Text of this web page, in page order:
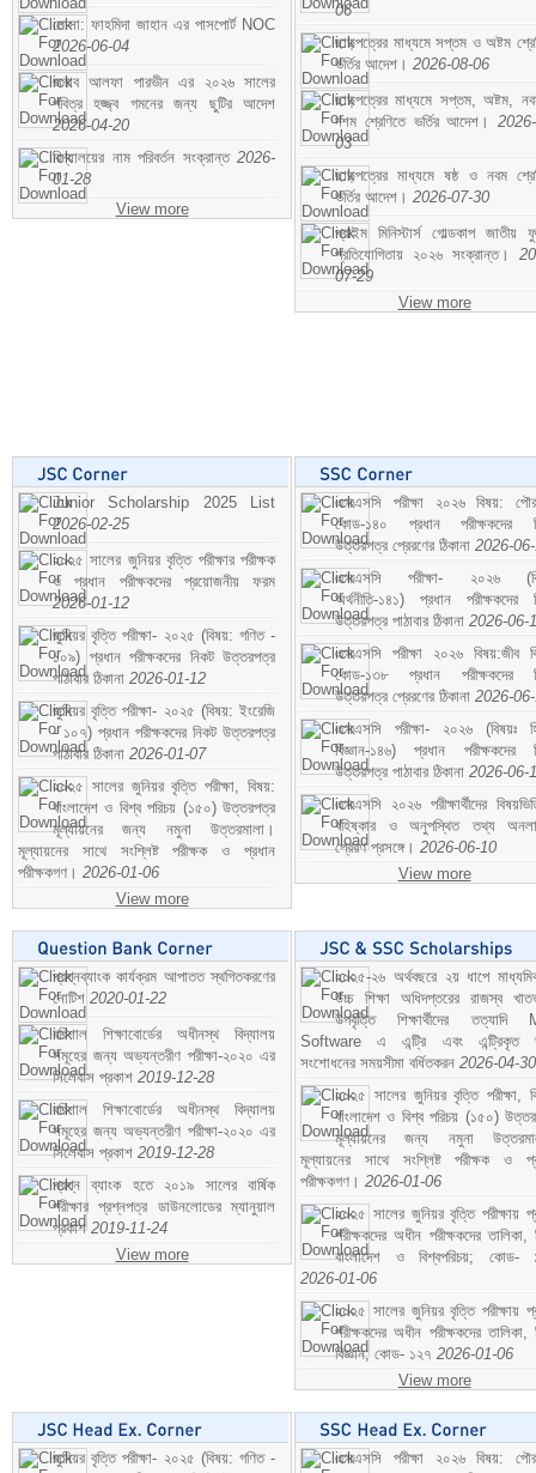
মোসা: ফাহমিদা জাহান এর পাসপোর্ট NOC
2026-06-04
জনাব আলফা পারভীন এর ২০২৬ সালের
পবিত্র হজ্জ্ব গমনের জন্য ছুটির আদেশ
2026-04-20
বিদ্যালয়ের নাম পরিবর্তন সংক্রান্ত 2026-
01-28
View more
06
ছাড়পত্রের মাধ্যমে সপ্তম ও অষ্টম
ভর্তির আদেশ। 2026-08-06
ছাড়পত্রের মাধ্যমে সপ্তম, অষ্টম,
দশম শ্রেণিতে ভর্তির আদেশ।
03
ছাড়পত্রের মাধ্যমে ষষ্ঠ ও নবম
ভর্তির আদেশ। 2026-07-30
প্রাইম মিনিস্টার্স গোল্ডকাপ জাতীয়
প্রতিযোগিতায় ২০২৬ সংক্রান্ত।
07-29
View more
Junior Scholarship 2025 List
2026-02-25
২০২৫ সালের জুনিয়র বৃত্তি পরীক্ষার পরীক্ষক
ও প্রধান পরীক্ষকদের প্রয়োজনীয় ফরম
2026-01-12
জুনিয়র বৃত্তি পরীক্ষা- ২০২৫ (বিষয়: গণিত -
১০৯) প্রধান পরীক্ষকদের নিকট উত্তরপত্র
পাঠাবার ঠিকানা 2026-01-12
জুনিয়র বৃত্তি পরীক্ষা- ২০২৫ (বিষয়: ইংরেজি
- ১০৭) প্রধান পরীক্ষকদের নিকট উত্তরপত্র
পাঠাবার ঠিকানা 2026-01-07
২০২৫ সালের জুনিয়র বৃত্তি পরীক্ষা, বিষয়:
বাংলাদেশ ও বিশ্ব পরিচয় (১৫০) উত্তরপত্র
মূল্যায়নের জন্য নমুনা উত্তরমালা।
মূল্যায়নের সাথে সংশ্লিষ্ট পরীক্ষক ও প্রধান
পরীক্ষকগণ। 2026-01-06
View more
এসএসসি পরীক্ষা ২০২৬ বিষয়:
কোড-১৪০ প্রধান পরীক্ষকদের
উত্তরপত্র প্রেরণের ঠিকানা 2026-
এসএসসি পরীক্ষা- ২০২৬
অর্থনীতি-১৪১) প্রধান পরীক্ষকদের
উত্তরপত্র পাঠাবার ঠিকানা 2026-06-
এসএসসি পরীক্ষা ২০২৬ বিষয়:জীব
কোড-১৩৮ প্রধান পরীক্ষকদের
উত্তরপত্র প্রেরণের ঠিকানা 2026-
এসএসসি পরীক্ষা- ২০২৬ (বিষয়ঃ
বিজ্ঞান-১৪৬) প্রধান পরীক্ষকদের
উত্তরপত্র পাঠাবার ঠিকানা 2026-06-
এসএসসি ২০২৬ পরীক্ষার্থীদের
বহিষ্কার ও অনুপস্থিত তথ্য
প্রেরণ প্রসঙ্গে। 2026-06-10
View more
প্রশ্নব্যাংক কার্যক্রম আপাতত স্থগিতকরণের
নোটিশ 2020-01-22
বরিশাল শিক্ষাবোর্ডের অধীনস্থ বিদ্যালয়
সমূহের জন্য অভ্যন্তরীণ পরীক্ষা-২০২০ এর
সিলেবাস প্রকাশ 2019-12-28
বরিশাল শিক্ষাবোর্ডের অধীনস্থ বিদ্যালয়
সমূহের জন্য অভ্যন্তরীণ পরীক্ষা-২০২০ এর
সিলেবাস প্রকাশ 2019-12-28
প্রশ্ন ব্যাংক হতে ২০১৯ সালের বার্ষিক
পরীক্ষার প্রশ্নপত্র ডাউনলোডের ম্যানুয়াল
প্রকাশ 2019-11-24
View more
২০২৫-২৬ অর্থবছরে ২য় ধাপে
উচ্চ শিক্ষা অধিদপ্তরের রাজস্ব
উপবৃত্তি শিক্ষার্থীদের তত্যাদি
Software এ এন্ট্রি এবং এন্ট্রিকৃত
সংশোধনের সময়সীমা বর্ধিতকরন 2026-04-30
২০২৫ সালের জুনিয়র বৃত্তি পরীক্ষা,
বাংলাদেশ ও বিশ্ব পরিচয় (১৫০)
মূল্যায়নের জন্য নমুনা
মূল্যায়নের সাথে সংশ্লিষ্ট পরীক্ষক ও
পরীক্ষকগণ। 2026-01-06
২০২৫ সালের জুনিয়র বৃত্তি পরীক্ষায়
পরীক্ষকদের অধীন পরীক্ষকদের তালিকা,
বাংলাদেশ ও বিশ্বপরিচয়; কোড-
2026-01-06
২০২৫ সালের জুনিয়র বৃত্তি পরীক্ষায়
পরীক্ষকদের অধীন পরীক্ষকদের তালিকা,
বিজ্ঞান; কোড- ১২৭ 2026-01-06
View more
জুনিয়র বৃত্তি পরীক্ষা- ২০২৫ (বিষয়: গণিত -
এসএসসি পরীক্ষা ২০২৬ বিষয়: